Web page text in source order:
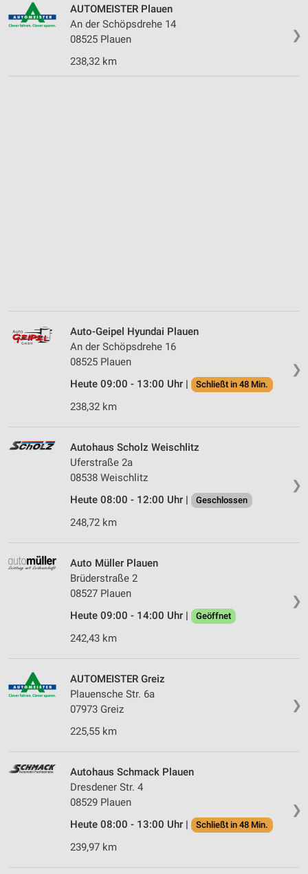
❯
AUTOMEISTER Plauen
An der Schöpsdrehe 14
08525 Plauen
238,32 km
❯
Auto-Geipel Hyundai Plauen
An der Schöpsdrehe 16
08525 Plauen
Heute 09:00 - 13:00 Uhr |
Schließt in 48 Min.
238,32 km
❯
Autohaus Scholz Weischlitz
Uferstraße 2a
08538 Weischlitz
Heute 08:00 - 12:00 Uhr |
Geschlossen
248,72 km
❯
Auto Müller Plauen
Brüderstraße 2
08527 Plauen
Heute 09:00 - 14:00 Uhr |
Geöffnet
242,43 km
❯
AUTOMEISTER Greiz
Plauensche Str. 6a
07973 Greiz
225,55 km
❯
Autohaus Schmack Plauen
Dresdener Str. 4
08529 Plauen
Heute 08:00 - 13:00 Uhr |
Schließt in 48 Min.
239,97 km